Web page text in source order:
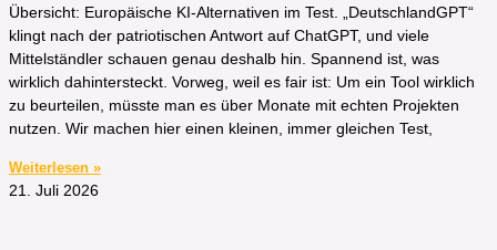
Übersicht: Europäische KI-Alternativen im Test. „DeutschlandGPT“
klingt nach der patriotischen Antwort auf ChatGPT, und viele
Mittelständler schauen genau deshalb hin. Spannend ist, was
wirklich dahintersteckt. Vorweg, weil es fair ist: Um ein Tool wirklich
zu beurteilen, müsste man es über Monate mit echten Projekten
nutzen. Wir machen hier einen kleinen, immer gleichen Test,
Weiterlesen »
21. Juli 2026